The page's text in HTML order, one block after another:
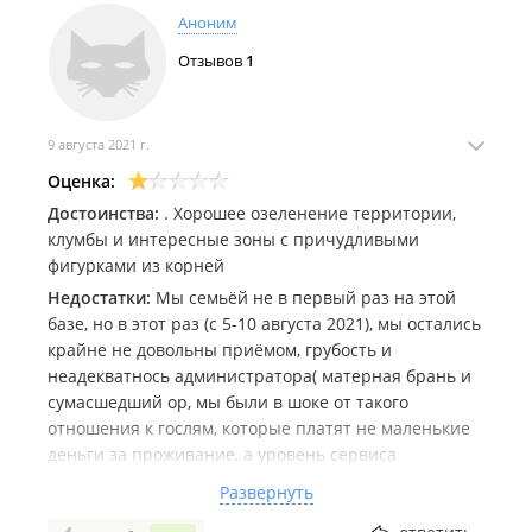
примерно как для младенцев с гульку. спуск к морю
примерно как из фильма поворот не туда..
Отключили 29.07.2021 на базе свет. От света
зависит водоснабжение, по-сколько
временно ходили туда, а в туалет простите?? и ни о
каком перерасчете и речи идти не может Больше
НИЗАЧНО не приедим в такую даль к такому
отношению!!Но Любовь порвала просто все
рекорды! Поверьте в регистратуре в больницах
предоставляют туалетную бумагу, когда я пошла
попросить бумагу Любовь мне сказала-УЖЕ??? Вы
вообще в своем уме???прошло 4 дня с момента
нашего проживания как вы думаете мы
опоражняемся или нет??
Аноним
Отзывов 1
9 августа 2021 г.
Оценка:
Достоинства: . Хорошее озеленение территории,
клумбы и интересные зоны с причудливыми
фигурками из корней
Недостатки: Мы семьёй не в первый раз на этой
базе, но в этот раз (с 5-10 августа 2021), мы остались
крайне не довольны приёмом, грубость и
неадекватнось администратора( матерная брань и
сумасшедший ор, мы были в шоке от такого
отношения к гослям, которые платят не маленькие
деньги за проживание, а уровень сервиса
Развернуть